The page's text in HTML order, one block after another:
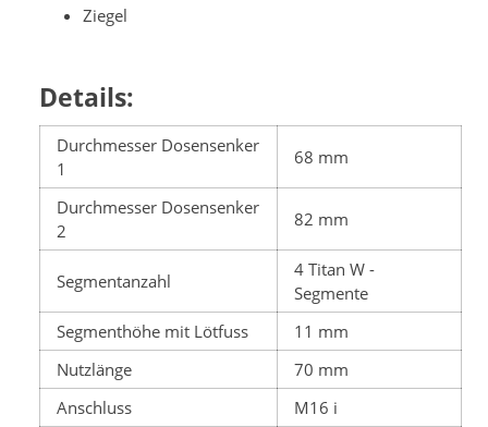
Ziegel
Details:
Durchmesser Dosensenker
1
68 mm
Durchmesser Dosensenker
2
82 mm
Segmentanzahl
4 Titan W -
Segmente
Segmenthöhe mit Lötfuss
11 mm
Nutzlänge
70 mm
Anschluss
M16 i